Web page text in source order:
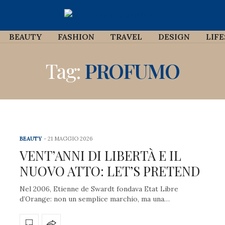
BEAUTY FASHION TRAVEL DESIGN
Tag: PROFUMO
BEAUTY 21 MAGGIO 2026
VENT’ANNI DI LIBERTÀ E IL
NUOVO ATTO: LET’S PRETEND
Nel 2006, Etienne de Swardt fondava Etat Libre
d’Orange: non un semplice marchio, ma una…